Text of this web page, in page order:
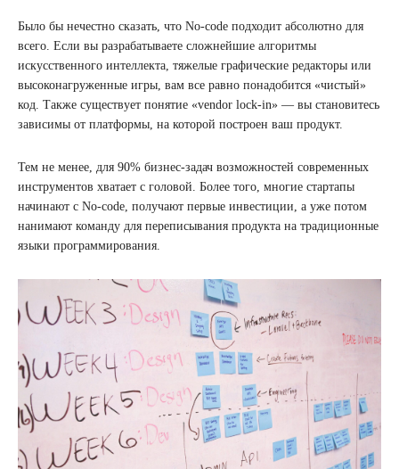
Было бы нечестно сказать, что No-code подходит абсолютно для
всего. Если вы разрабатываете сложнейшие алгоритмы
искусственного интеллекта, тяжелые графические редакторы или
высоконагруженные игры, вам все равно понадобится «чистый»
код. Также существует понятие «vendor lock-in» — вы становитесь
зависимы от платформы, на которой построен ваш продукт.
Тем не менее, для 90% бизнес-задач возможностей современных
инструментов хватает с головой. Более того, многие стартапы
начинают с No-code, получают первые инвестиции, а уже потом
нанимают команду для переписывания продукта на традиционные
языки программирования.